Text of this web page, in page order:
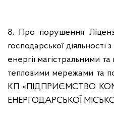
8. Про порушення
господарської діяльності
енергії магістральними
тепловими мережами та
КП «ПІДПРИЄМСТВО
ЕНЕРГОДАРСЬКОЇ